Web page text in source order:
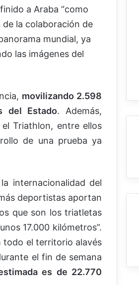
a Araba “como
la colaboración de
mundial, ya
las imágenes del
movilizando 2.598
del Estado. Además,
Triathlon, entre ellos
de una prueba ya
internacionalidad del
deportistas aportan
que son los triatletas
17.000 kilómetros”.
todo el territorio alavés
el fin de semana
es de 22.770